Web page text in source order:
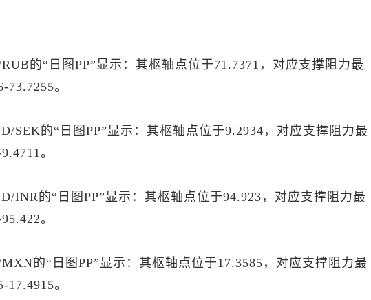
的“日图PP”显示：其枢轴点位于71.7371，对应支撑阻力最
73.7255。
SEK的“日图PP”显示：其枢轴点位于9.2934，对应支撑阻力最
。
INR的“日图PP”显示：其枢轴点位于94.923，对应支撑阻力最
。
的“日图PP”显示：其枢轴点位于17.3585，对应支撑阻力最
17.4915。